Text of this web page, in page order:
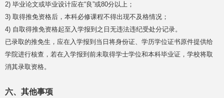
2) 毕业论文或毕业设计应在“良”或80分以上；
3) 取得推免资格后，本科必修课程不得出现不及格情况；
4) 自取得推免资格起至入学报到之日无违法违纪受处分记录。
已录取的推免生，应在入学报到当日将身份证、学历学位证书原件提供给
学院进行核查，若在入学报到前未取得学士学位和本科毕业证，学校将取
消其录取资格。
六、其他事项